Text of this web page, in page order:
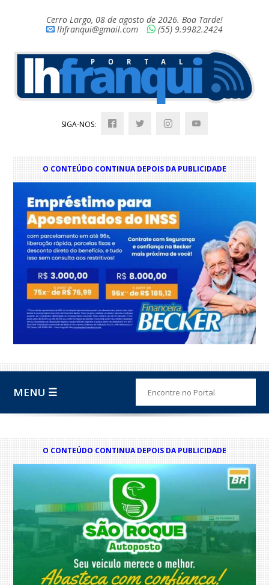
Cerro Largo, 08 de agosto de 2026. Boa Tarde!
lhfranqui@gmail.com
(55) 9.9982.2424
SIGA-NOS:
O CONTEÚDO CONTINUA DEPOIS DA PUBLICIDADE
MENU ☰
O CONTEÚDO CONTINUA DEPOIS DA PUBLICIDADE